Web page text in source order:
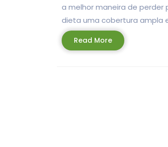
a melhor maneira de
dieta uma cobertura ampla
Read MoreRead
More